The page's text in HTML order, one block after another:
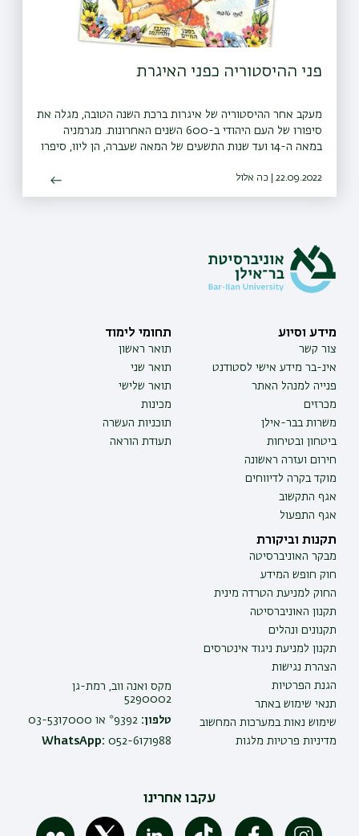
פני ההיסטוריה כפני האיגרת
מעקב אחר ההיסטוריה של איגרות ברכת השנה הטובה, מגלה את
סיפורו של העם היהודי ב-600 השנים האחרונות. מגרמניה
במאה ה-14 ועד שנות התשעים של המאה שעברה, הן ליוו, סיפרו
22.09.2022 | כה אלול
מידע וסיוע
צור קשר
אינ-בר מידע אישי לסטודנט
פנייה למנהל האתר
מכרזים
משרות בבר-אילן
ביטחון ובטיחות
חירום ועזרה ראשונה
מוקד בקרה לדיווחים
אגף התקשוב
אגף התפעול
תחומי לימוד
תואר ראשון
תואר שני
תואר שלישי
מכינות
תוכניות העשרה
תעודת הוראה
תקנות וביקורת
מבקר האוניברסיטה
חוק חופש המידע
החוק למניעת הטרדה מינית
תקנון האוניברסיטה
תקנונים ונהלים
תקנון למניעת ניגוד אינטרסים
הצהרת נגישות
הגנת הפרטיות
תנאי שימוש באתר
שימוש נאות במערכות המחשוב
מדיניות פרטיות מלגות
מקס ואנה ווב, רמת-גן
5290002
טלפון: 9392* או 03-5317000
WhatsApp: 052-6171988
עקבו אחרינו